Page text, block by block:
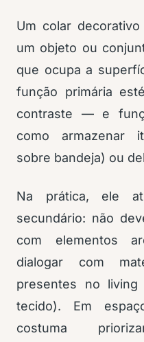
Um colar
um objeto ou
que ocupa a
função primária
contraste — e
como armazenar
sobre bandeja) ou
Na prática, ele
secundário: não
com elementos
dialogar com
presentes no living
tecido). Em
costuma